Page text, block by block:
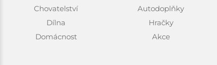
Chovatelství
Dílna
Domácnost
Autodoplňky
Hračky
Akce